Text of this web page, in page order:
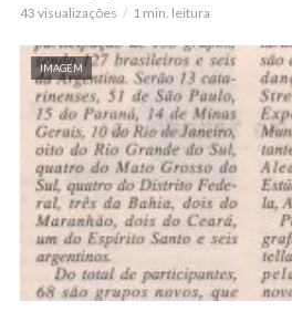
43 visualizações 1 min. leitura
IMAGEM